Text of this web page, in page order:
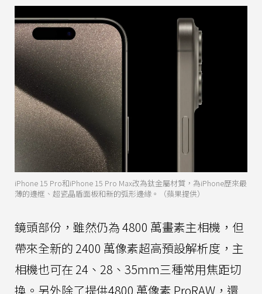
iPhone 15 Pro和iPhone 15 Pro Max改為鈦金屬材質，為iPhone歷來最
薄的邊框、超瓷晶盾面板和新的弧形邊緣。（蘋果提供）
鏡頭部份，雖然仍為 4800 萬畫素主相機，但
帶來全新的 2400 萬像素超高預設解析度，主
相機也可在 24、28、35mm三種常用焦距切
換。另外除了提供4800 萬像素 ProRAW，還